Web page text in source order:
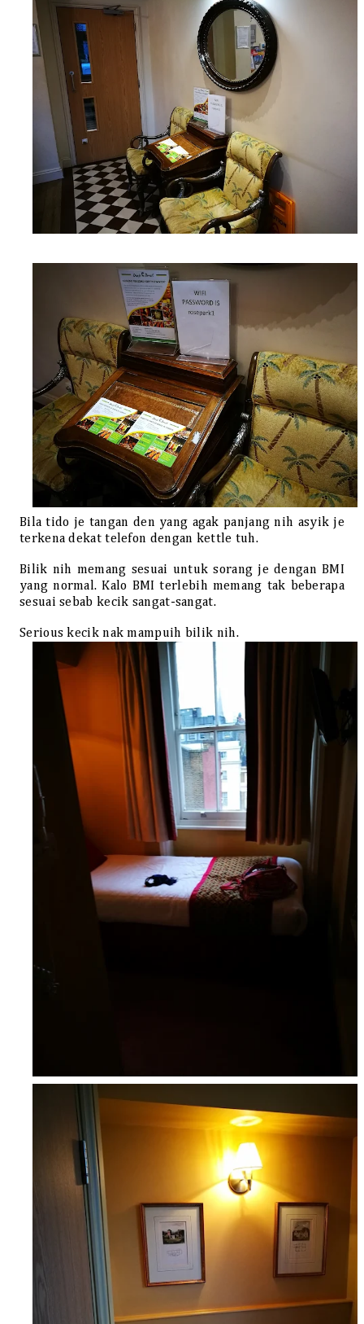
Bila tido je tangan den yang agak panjang nih asyik je
terkena dekat telefon dengan kettle tuh.
Bilik nih memang sesuai untuk sorang je dengan BMI
yang normal. Kalo BMI terlebih memang tak beberapa
sesuai sebab kecik sangat-sangat.
Serious kecik nak mampuih bilik nih.